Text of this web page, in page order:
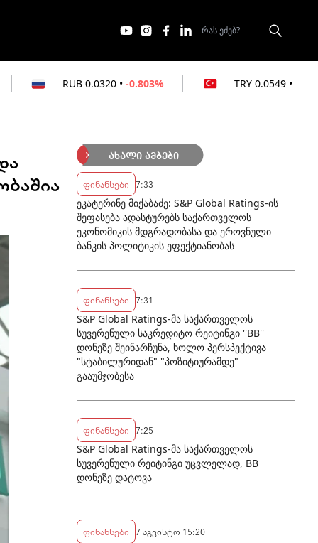
0.0320 • -0.803% TRY 0.0549 • -0.364%
ახალი ამბები
ფინანსები 7:33
ეკატერინე მიქაბაძე: S&P Global Ratings-ის
შეფასება ადასტურებს საქართველოს
ეკონომიკის მდგრადობასა და ეროვნული
ბანკის პოლიტიკის ეფექტიანობას
ფინანსები 7:31
S&P Global Ratings-მა საქართველოს
სუვერენული საკრედიტო რეიტინგი ''BB''
დონეზე შეინარჩუნა, ხოლო პერსპექტივა
"სტაბილურიდან" "პოზიტიურამდე"
გააუმჯობესა
ფინანსები 7:25
S&P Global Ratings-მა საქართველოს
სუვერენული რეიტინგი უცვლელად, BB
დონეზე დატოვა
ფინანსები 7 აგვისტო 15:20